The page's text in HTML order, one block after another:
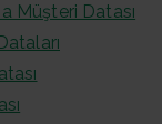
Müşteri Datası